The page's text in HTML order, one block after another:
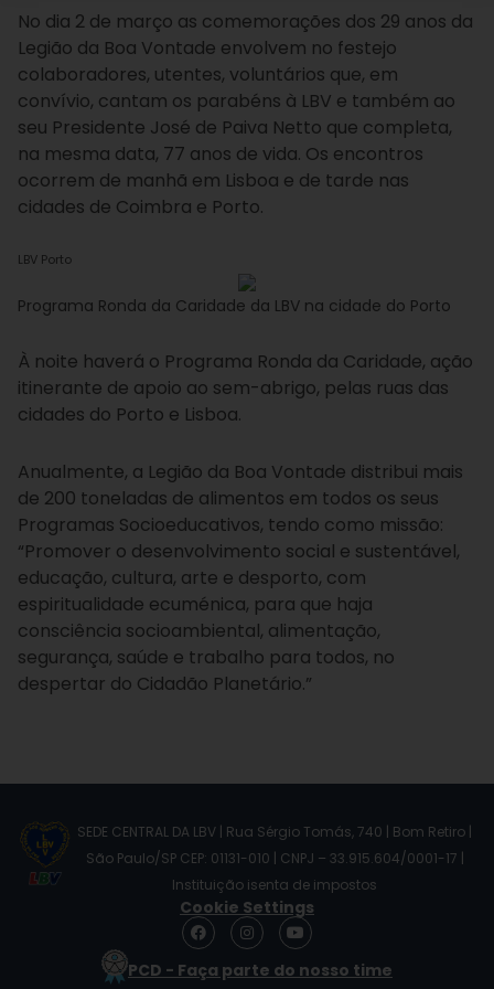
No dia 2 de março as comemorações dos 29 anos da
Legião da Boa Vontade envolvem no festejo
colaboradores, utentes, voluntários que, em
convívio, cantam os parabéns à LBV e também ao
seu Presidente José de Paiva Netto que completa,
na mesma data, 77 anos de vida. Os encontros
ocorrem de manhã em Lisboa e de tarde nas
cidades de Coimbra e Porto.
LBV Porto
Programa Ronda da Caridade da LBV na cidade do Porto
À noite haverá o Programa Ronda da Caridade, ação
itinerante de apoio ao sem-abrigo, pelas ruas das
cidades do Porto e Lisboa.
Anualmente, a Legião da Boa Vontade distribui mais
de 200 toneladas de alimentos em todos os seus
Programas Socioeducativos, tendo como missão:
“Promover o desenvolvimento social e sustentável,
educação, cultura, arte e desporto, com
espiritualidade ecuménica, para que haja
consciência socioambiental, alimentação,
segurança, saúde e trabalho para todos, no
despertar do Cidadão Planetário.”
SEDE CENTRAL DA LBV | Rua Sérgio Tomás, 740 | Bom Retiro |
São Paulo/SP CEP: 01131-010 | CNPJ – 33.915.604/0001-17 |
Instituição isenta de impostos
Cookie Settings
F
a
e
I
n
s
t
Y
o
t
PCD - Faça parte do nosso time